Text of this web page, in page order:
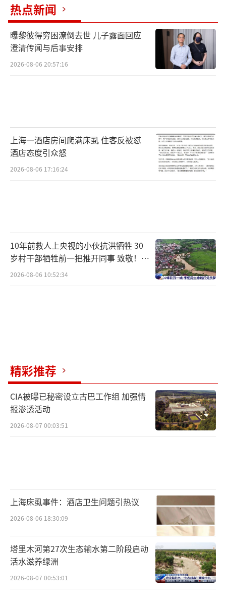
热点新闻
曝黎彼得穷困潦倒去世 儿子露面回应
澄清传闻与后事安排
2026-08-06 20:57:16
上海一酒店房间爬满床虱 住客反被怼
酒店态度引众怒
2026-08-06 17:16:24
10年前救人上央视的小伙抗洪牺牲 30
岁村干部牺牲前一把推开同事 致敬！送
别！
2026-08-06 10:52:34
精彩推荐
CIA被曝已秘密设立古巴工作组 加强情
报渗透活动
2026-08-07 00:03:51
上海床虱事件：酒店卫生问题引热议
2026-08-06 18:30:09
塔里木河第27次生态输水第二阶段启动
活水滋养绿洲
2026-08-07 00:53:01